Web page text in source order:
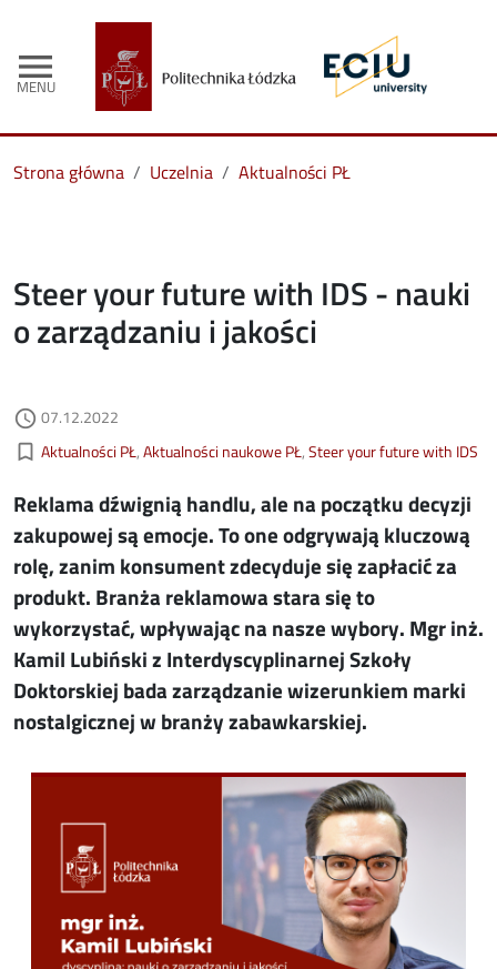
menu
MENU
Strona główna Uczelnia Aktualności PŁ
Steer your future with IDS - nauki
o zarządzaniu i jakości
access_time Data dodania
07.12.2022
bookmark_border Kategorie aktualności
Aktualności PŁ Aktualności naukowe PŁ Steer your future with IDS
Reklama dźwignią handlu, ale na początku decyzji
zakupowej są emocje. To one odgrywają kluczową
rolę, zanim konsument zdecyduje się zapłacić za
produkt. Branża reklamowa stara się to
wykorzystać, wpływając na nasze wybory. Mgr inż.
Kamil Lubiński z Interdyscyplinarnej Szkoły
Doktorskiej bada zarządzanie wizerunkiem marki
nostalgicznej w branży zabawkarskiej.
Image